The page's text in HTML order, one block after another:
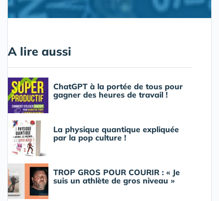
A lire aussi
ChatGPT à la portée de tous pour
gagner des heures de travail !
La physique quantique expliquée
par la pop culture !
TROP GROS POUR COURIR : « Je
suis un athlète de gros niveau »